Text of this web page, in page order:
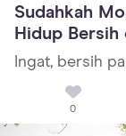
Sudahkah
Hidup Bersih
Ingat, bersih
0